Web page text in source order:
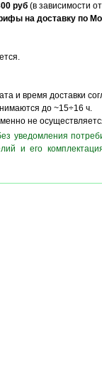
руб (в зависимости
на доставку по
и время доставки
до ~15÷16 ч.
не
уведомления
и его